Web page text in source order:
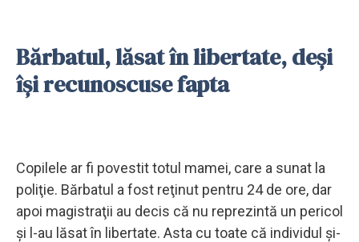
Bărbatul, lăsat în libertate, deşi
îşi recunoscuse fapta
Copilele ar fi povestit totul mamei, care a sunat la
poliţie. Bărbatul a fost reţinut pentru 24 de ore, dar
apoi magistraţii au decis că nu reprezintă un pericol
şi l-au lăsat în libertate. Asta cu toate că individul şi-